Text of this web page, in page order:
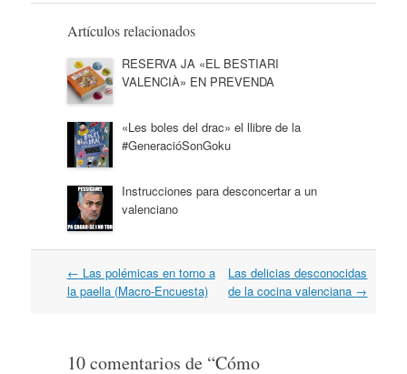
Artículos relacionados
RESERVA JA «EL BESTIARI
VALENCIÀ» EN PREVENDA
«Les boles del drac» el llibre de la
#GeneracióSonGoku
Instrucciones para desconcertar a un
valenciano
Navegación
por
← Las polémicas en torno a
la paella (Macro-Encuesta)
Las delicias desconocidas
de la cocina valenciana →
10 comentarios de “Cómo